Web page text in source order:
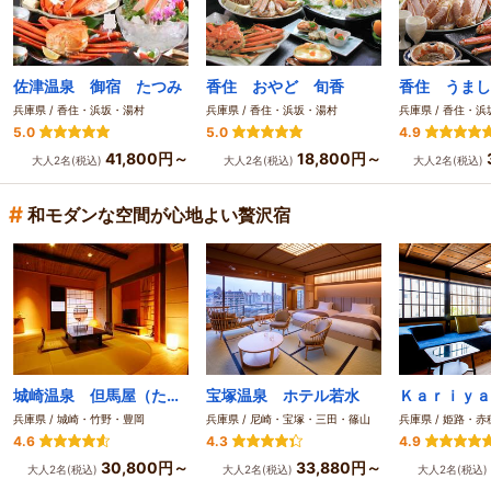
佐津温泉 御宿 たつみ
兵庫県 / 香住・浜坂・湯村
5.0
大人2名(税込) 41,800円～
香住 おやど 旬香
兵庫県 / 香住・浜坂・湯村
5.0
大人2名(税込) 18,800円～
兵庫県 / 香住・浜
4.9
大人2名(税込)
# 和モダンな空間が心地よい贅沢宿
城崎温泉 但馬屋（たじまや）
兵庫県 / 城崎・竹野・豊岡
4.6
大人2名(税込) 30,800円～
宝塚温泉 ホテル若水
兵庫県 / 尼崎・宝塚・三田・篠山
4.3
大人2名(税込) 33,880円～
兵庫県 / 姫路・赤
4.9
大人2名(税込)